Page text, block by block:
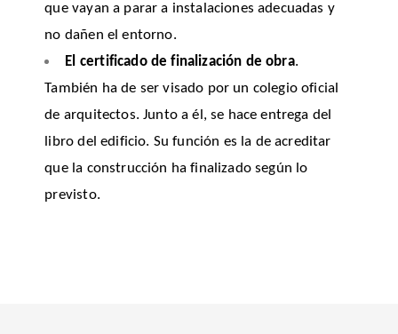
que vayan a parar a instalaciones adecuadas y
no dañen el entorno.
El certificado de finalización de obra.
También ha de ser visado por un colegio oficial
de arquitectos. Junto a él, se hace entrega del
libro del edificio. Su función es la de acreditar
que la construcción ha finalizado según lo
previsto.